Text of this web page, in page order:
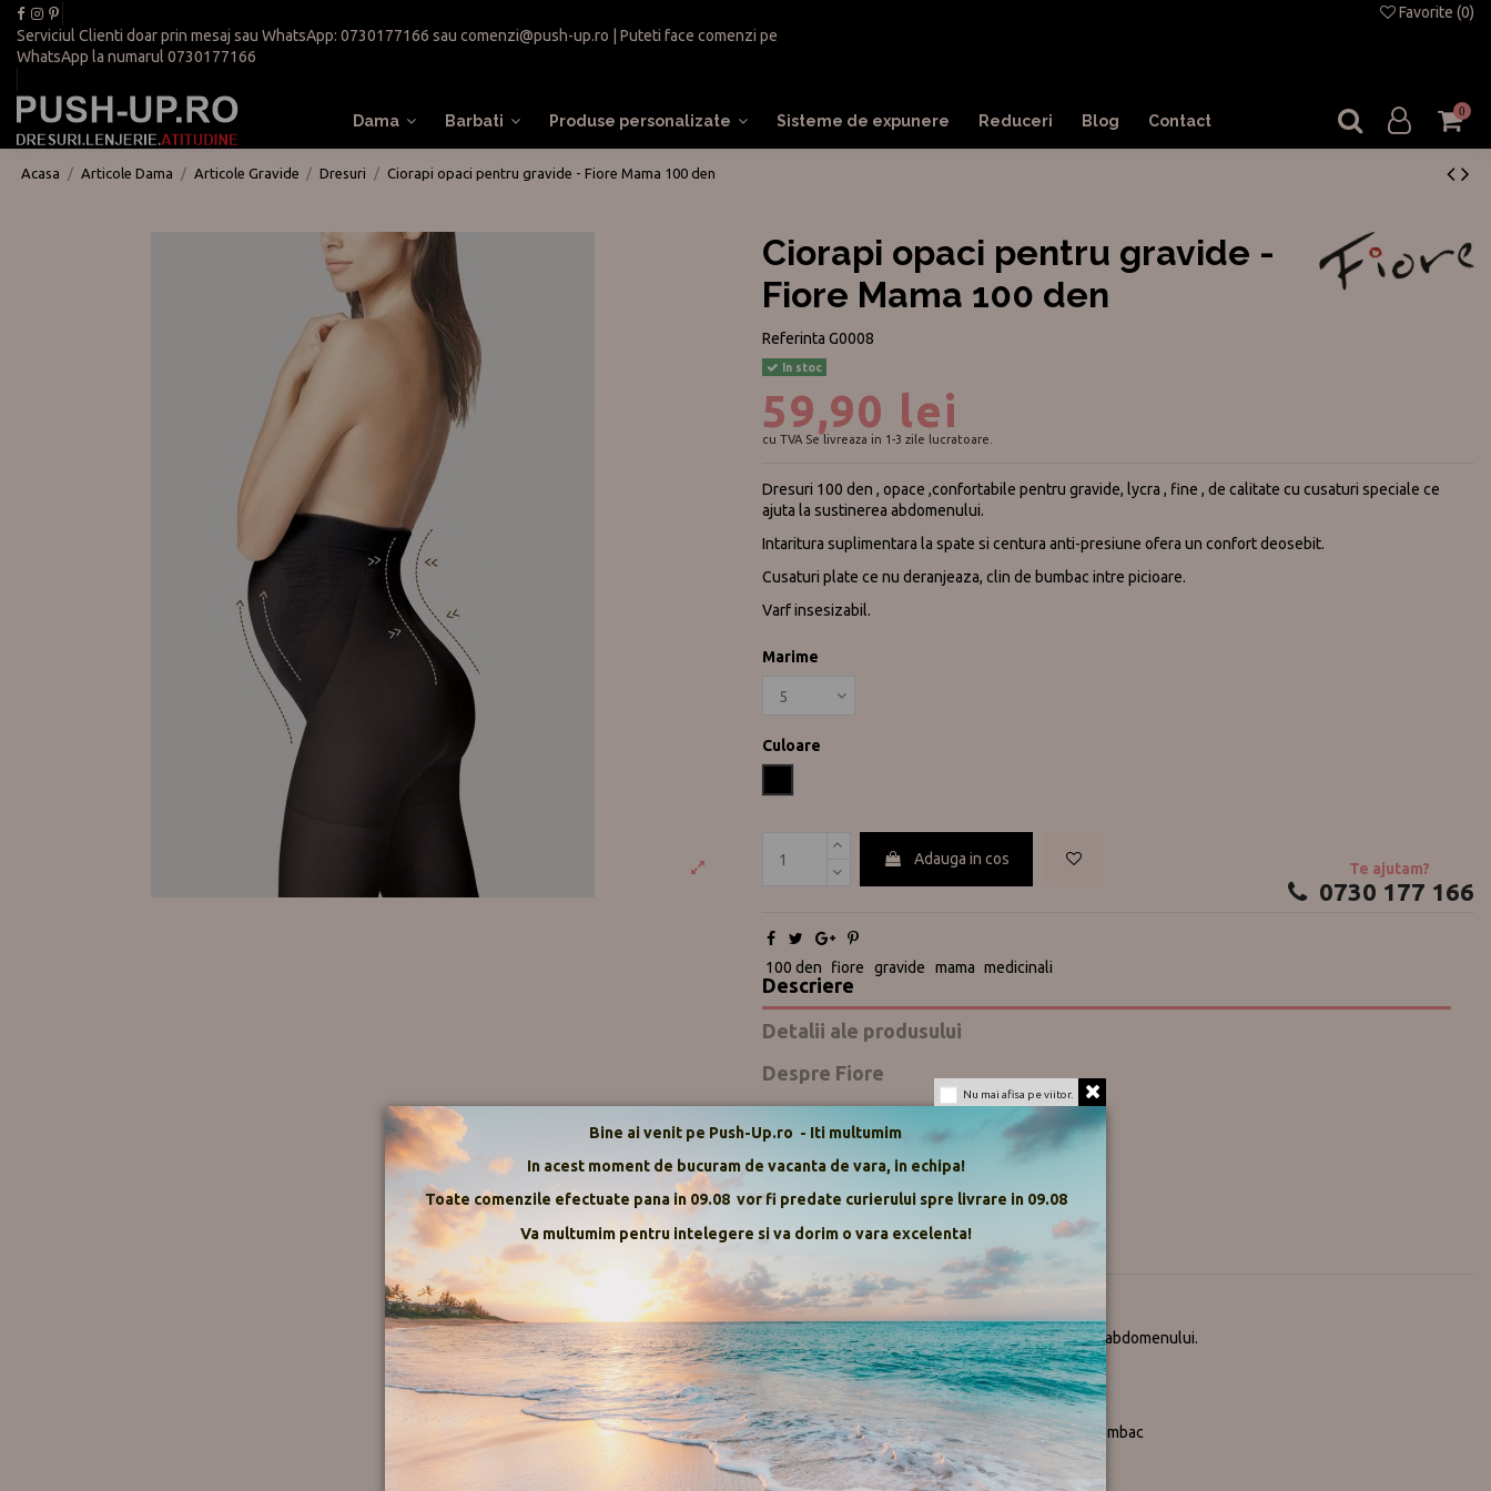
Serviciul Clienti doar prin mesaj sau WhatsApp: 0730177166 sau comenzi@push-up.ro | Puteti face comenzi pe
WhatsApp la numarul 0730177166
Favorite (0)
Dama Barbati Produse personalizate Sisteme de expunere Reduceri Blog Contact
0
Acasa Articole Dama Articole Gravide Dresuri Ciorapi opaci pentru gravide - Fiore Mama 100 den
Ciorapi opaci pentru gravide -
Fiore Mama 100 den
Referinta G0008
In stoc
59,90 lei
cu TVA Se livreaza in 1-3 zile lucratoare.
Dresuri 100 den , opace ,confortabile pentru gravide, lycra , fine , de calitate cu cusaturi speciale ce
ajuta la sustinerea abdomenului.
Intaritura suplimentara la spate si centura anti-presiune ofera un confort deosebit.
Cusaturi plate ce nu deranjeaza, clin de bumbac intre picioare.
Varf insesizabil.
Marime
Culoare
Adauga in cos
100 den fiore gravide mama medicinali
Te ajutam?
0730 177 166
Descriere
Detalii ale produsului
Despre Fiore
Retur
Push-up.ro
Recenzii
Fir 100 den, opac, mat, calduros
Cusaturi speciale pentru a ajuta la sustinerea abdomenului.
Centura lata ce nu strange.
Cusaturi plate ce nu deranjeaza.
Clin din bumbac, pentru un plus de comfort
Compozitie:79% Poliamida , 19% Elastan, 2% Bumbac
Tara de provenienta :Polonia
Nu mai afisa pe viitor.
Bine ai venit pe Push-Up.ro - Iti multumim
In acest moment de bucuram de vacanta de vara, in echipa!
Toate comenzile efectuate pana in 09.08 vor fi predate curierului spre livrare in 09.08
Va multumim pentru intelegere si va dorim o vara excelenta!